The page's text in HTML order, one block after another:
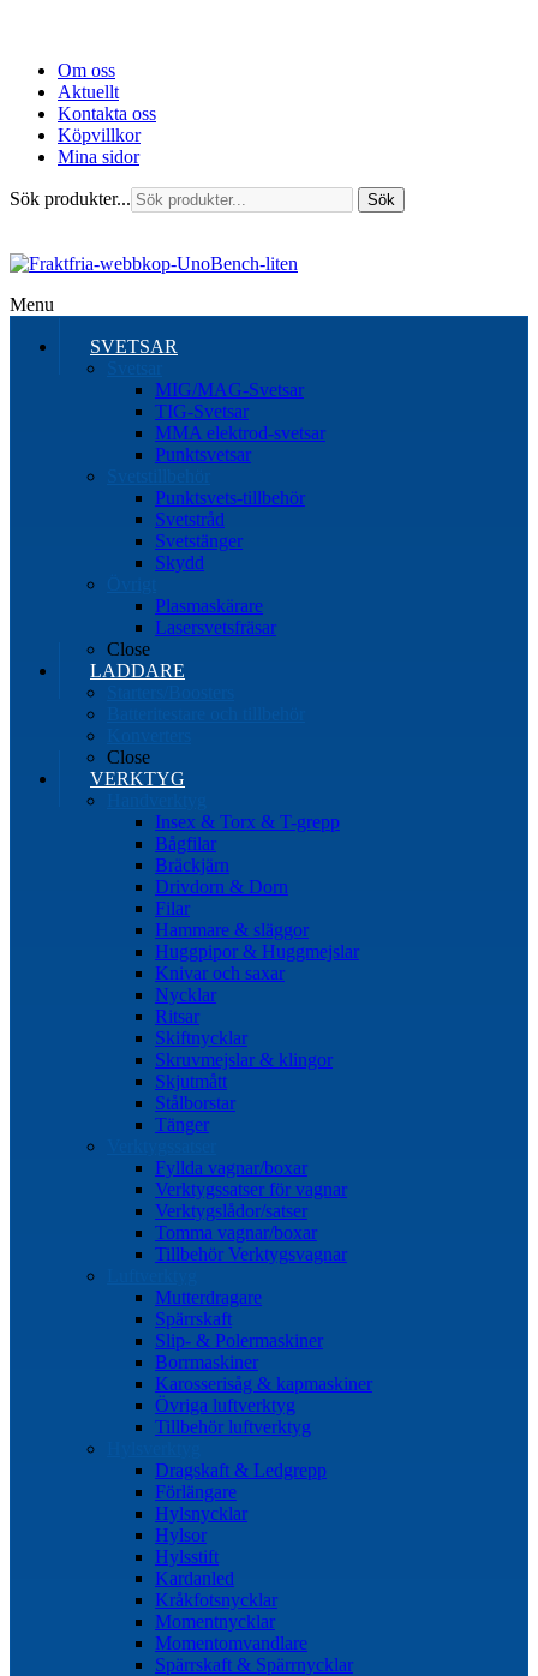
Om oss
Aktuellt
Kontakta oss
Köpvillkor
Mina sidor
Sök produkter... Sök
Menu
SVETSAR
MIG/MAG-Svetsar
TIG-Svetsar
MMA elektrod-svetsar
Punktsvetsar
Punktsvets-tillbehör
Svetstråd
Svetstänger
Skydd
Plasmaskärare
Lasersvetsfräsar
Close
LADDARE
Close
VERKTYG
Insex & Torx & T-grepp
Bågfilar
Bräckjärn
Drivdorn & Dorn
Filar
Hammare & släggor
Huggpipor & Huggmejslar
Knivar och saxar
Nycklar
Ritsar
Skiftnycklar
Skruvmejslar & klingor
Skjutmått
Stålborstar
Tänger
Fyllda vagnar/boxar
Verktygssatser för vagnar
Verktygslådor/satser
Tomma vagnar/boxar
Tillbehör Verktygsvagnar
Mutterdragare
Spärrskaft
Slip- & Polermaskiner
Borrmaskiner
Karosserisåg & kapmaskiner
Övriga luftverktyg
Tillbehör luftverktyg
Dragskaft & Ledgrepp
Förlängare
Hylsnycklar
Hylsor
Hylsstift
Kardanled
Kråkfotsnycklar
Momentnycklar
Momentomvandlare
Spärrskaft & Spärrnycklar